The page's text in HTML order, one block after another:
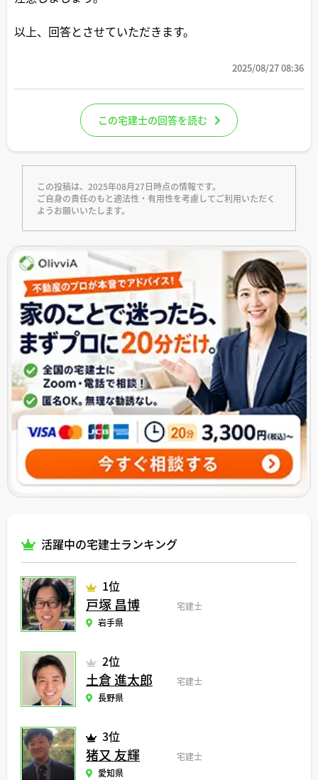
以上、回答とさせていただきます。
2025/08/27 08:36
この宅建士の回答を読む
この投稿は、2025年08月27日時点の情報です。
ご自身の責任のもと適法性・有用性を考慮してご利用いただく
ようお願いいたします。
活躍中の宅建士ランキング
1位
戸塚 昌博
宅建士
岩手県
2位
土倉 進太郎
宅建士
長野県
3位
猪又 友輝
宅建士
愛知県